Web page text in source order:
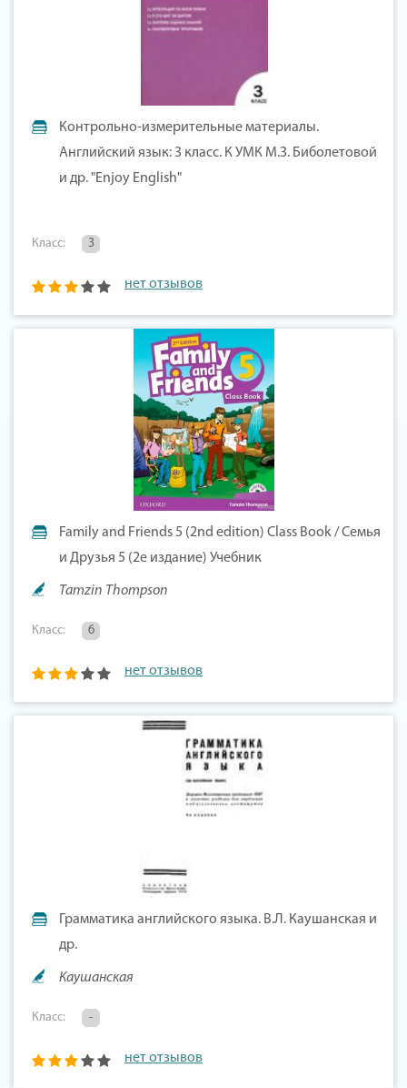
Контрольно-измерительные материалы.
Английский язык: 3 класс. К УМК М.З. Биболетовой
и др. "Enjoy English"
Класс: 3
нет отзывов
Family and Friends 5 (2nd edition) Class Book / Семья
и Друзья 5 (2е издание) Учебник
Tamzin Thompson
Класс: 6
нет отзывов
Грамматика английского языка. В.Л. Каушанская и
др.
Каушанская
Класс: -
нет отзывов